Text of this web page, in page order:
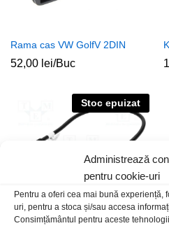
Administrează
pentru cookie-uri
Pentru a oferi cea mai bună experiență,
uri, pentru a stoca și/sau accesa
Consimțământul pentru aceste
Rama cas VW GolfV 2DIN
52,00 lei/Buc
Stoc epuizat